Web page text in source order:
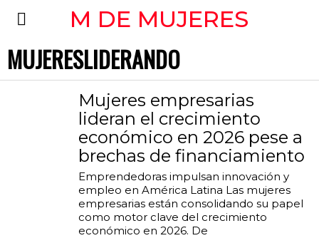
M DE MUJERES
MUJERESLIDERANDO
Mujeres empresarias
lideran el crecimiento
económico en 2026 pese a
brechas de financiamiento
Emprendedoras impulsan innovación y
empleo en América Latina Las mujeres
empresarias están consolidando su papel
como motor clave del crecimiento
económico en 2026. De